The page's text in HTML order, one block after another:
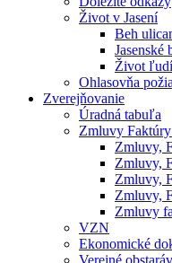
Život v Jasení
Beh
Jasenské
Život
Ohlasovňa
Zverejňovanie
Úradná tabuľa
Zmluvy
Zmluvy,
Zmluvy,
Zmluvy,
Zmluvy,
Zmluvy
VZN
Ekonomické
Verejné